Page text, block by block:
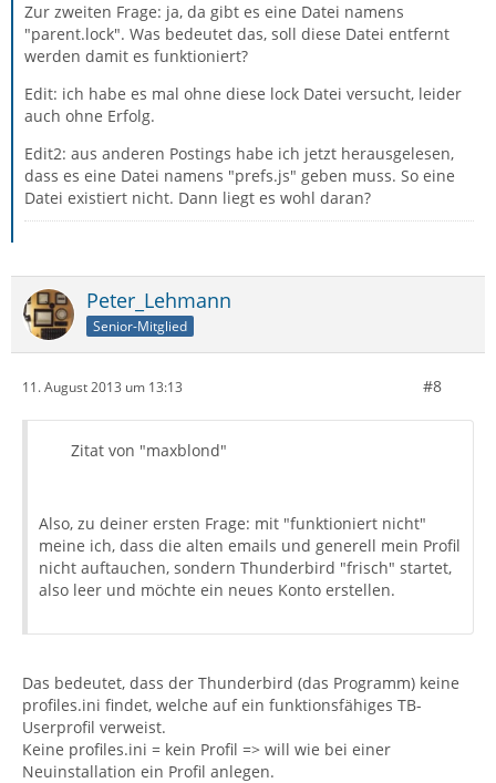
Zur zweiten Frage: ja, da gibt es eine Datei namens
"parent.lock". Was bedeutet das, soll diese Datei entfernt
werden damit es funktioniert?
Edit: ich habe es mal ohne diese lock Datei versucht, leider
auch ohne Erfolg.
Edit2: aus anderen Postings habe ich jetzt herausgelesen,
dass es eine Datei namens "prefs.js" geben muss. So eine
Datei existiert nicht. Dann liegt es wohl daran?
Peter_Lehmann
Senior-Mitglied
11. August 2013 um 13:13 #8
Zitat von "maxblond"
Also, zu deiner ersten Frage: mit "funktioniert nicht"
meine ich, dass die alten emails und generell mein Profil
nicht auftauchen, sondern Thunderbird "frisch" startet,
also leer und möchte ein neues Konto erstellen.
Das bedeutet, dass der Thunderbird (das Programm) keine
profiles.ini findet, welche auf ein funktionsfähiges TB-
Userprofil verweist.
Keine profiles.ini = kein Profil => will wie bei einer
Neuinstallation ein Profil anlegen.